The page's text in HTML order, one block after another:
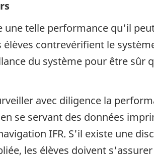
une telle performance qu'il
élèves contrevérifient le
du système pour être
avec diligence la
se servant des données
IFR. S'il existe une
les élèves doivent